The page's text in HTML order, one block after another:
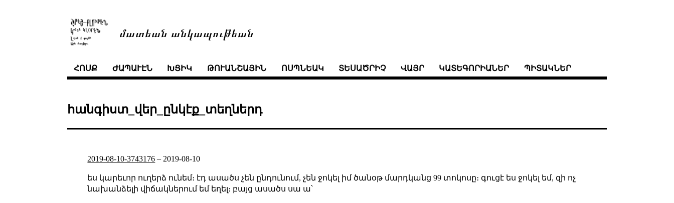
մատեան անկապութեան
ՀՈՍՔ ԺԱՊԱՒԷՆ ԽՑԻԿ ԹՈՒԱՆՇԱՅԻՆ ՈՍՊՆԵԱԿ ՏԵՍԱԾՐԻՉ ՎԱՅՐ ԿԱՏԵԳՈՐԻԱՆԵՐ ՊԻՏԱԿՆԵՐ
հանգիստ_վեր_ընկէք_տեղներդ
2019-08-10-3743176 – 2019-08-10
ես կարեւոր ուղերձ ունեմ։ էդ ասածս չեն ընդունում, չեն ջոկել իմ ծանօթ մարդկանց 99 տոկոսը։ գուցէ ես ջոկել եմ, զի ոչ
նախանձելի վիճակներում եմ եղել։ բայց ասածս սա ա՝